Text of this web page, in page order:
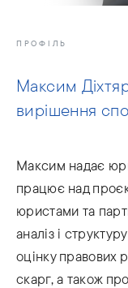
ПРОФІЛЬ
Максим
вирішення
Максим надає
працює над
юристами та
аналіз і
оцінку правових
скарг, а також